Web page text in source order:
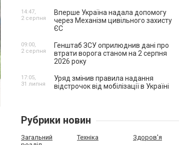
Вперше Україна надала допомогу
через Механізм цивільного захисту
ЄС
14:47,
2 серпня
Генштаб ЗСУ оприлюднив дані про
втрати ворога станом на 2 серпня
2026 року
09:00,
2 серпня
Уряд змінив правила надання
відстрочок від мобілізації в Україні
17:05,
31 липня
Рубрики новин
Загальний
Техніка Здоров'я